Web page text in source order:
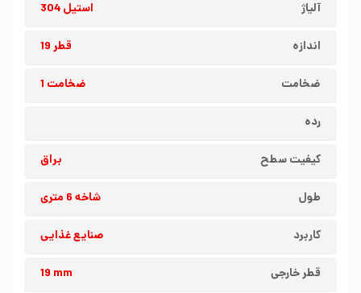
آلیاژ استیل 304
اندازه قطر 19
ضخامت ضخامت 1
رده
کیفیت سطح براق
طول شاخه 6 متری
کاربرد صنایع غذایی
قطر خارجی 19 mm